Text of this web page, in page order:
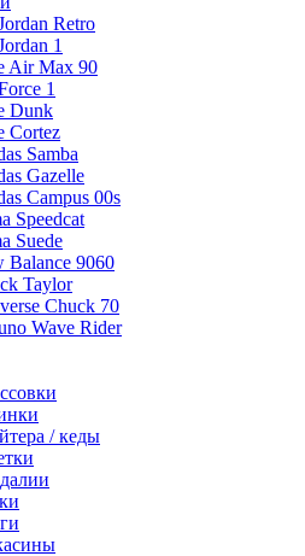
Retro
1
Air Max 90
1
Dunk
Cortez
Samba
Gazelle
Campus 00s
Speedcat
Suede
Balance 9060
Taylor
Chuck 70
Wave Rider
/ кеды